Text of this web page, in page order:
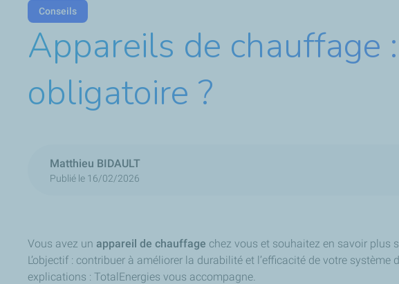
Conseils
Appareils de chauffage
obligatoire ?
Matthieu BIDAULT
Publié le 16/02/2026
Vous avez un appareil de chauffage chez vous et souhaitez en savoir plus
L’objectif : contribuer à améliorer la durabilité et l’efficacité de votre
explications : TotalEnergies vous accompagne.